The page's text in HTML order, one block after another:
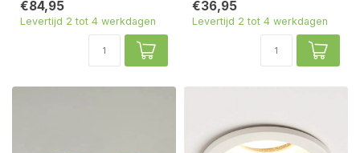
€84,95
Levertijd 2 tot 4 werkdagen
€36,95
Levertijd 2 tot 4 werkdagen